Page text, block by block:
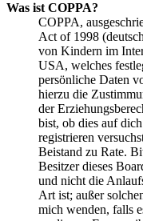
Was ist COPPA?
COPPA,
Act of 1998
von Kindern im
USA, welches
persönliche Daten
hierzu die
der
bist, ob dies auf
registrieren
Beistand zu Rate.
Besitzer dieses
und nicht die
Art ist; außer
mich wenden, falls